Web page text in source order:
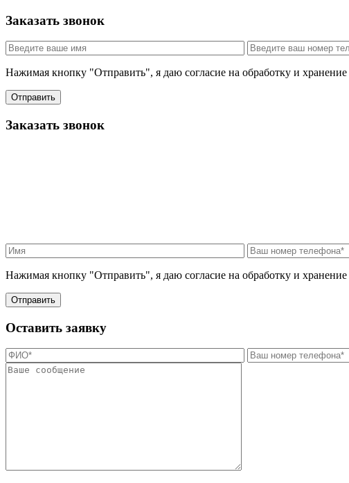
Заказать звонок
Нажимая кнопку "Отправить", я даю согласие на обработку и хранение
Отправить
Заказать звонок
Нажимая кнопку "Отправить", я даю согласие на обработку и хранение
Отправить
Оставить заявку